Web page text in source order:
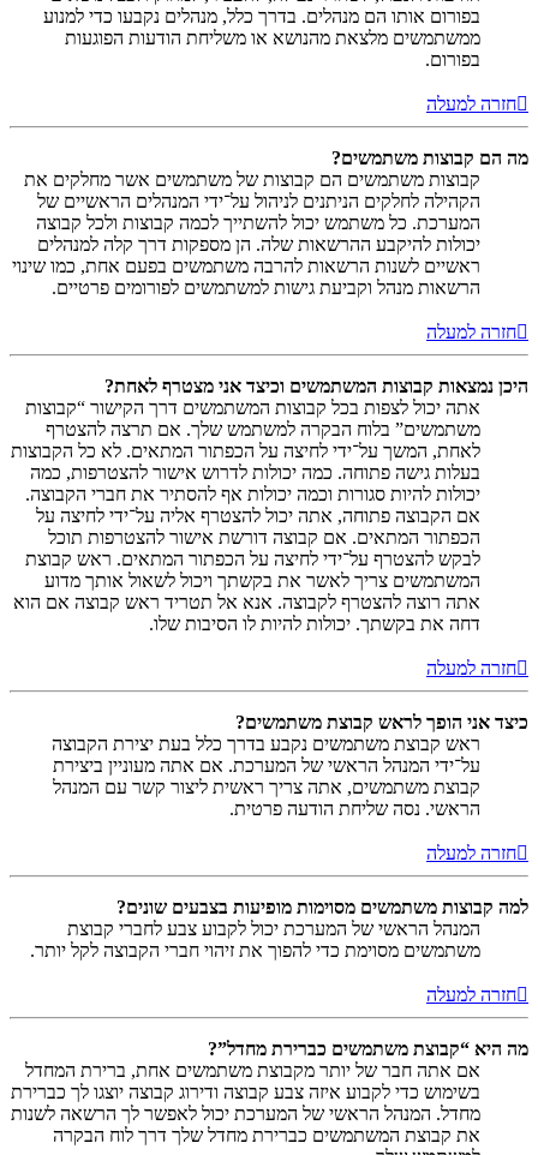
בפורום אותו הם מנהלים. בדרך כלל, מנהלים נקבעו כדי למנוע
ממשתמשים מלצאת מהנושא או משליחת הודעות הפוגעות
בפורום.
חזרה למעלה
מה הם קבוצות משתמשים?
קבוצות משתמשים הם קבוצות של משתמשים אשר מחלקים את
הקהילה לחלקים הניתנים לניהול על־ידי המנהלים הראשיים של
המערכת. כל משתמש יכול להשתייך לכמה קבוצות ולכל קבוצה
יכולות להיקבע ההרשאות שלה. הן מספקות דרך קלה למנהלים
ראשיים לשנות הרשאות להרבה משתמשים בפעם אחת, כמו שינוי
הרשאות מנהל וקביעת גישות למשתמשים לפורומים פרטיים.
חזרה למעלה
היכן נמצאות קבוצות המשתמשים וכיצד אני מצטרף לאחת?
אתה יכול לצפות בכל קבוצות המשתמשים דרך הקישור “קבוצות
משתמשים” בלוח הבקרה למשתמש שלך. אם תרצה להצטרף
לאחת, המשך על־ידי לחיצה על הכפתור המתאים. לא כל הקבוצות
בעלות גישה פתוחה. כמה יכולות לדרוש אישור להצטרפות, כמה
יכולות להיות סגורות וכמה יכולות אף להסתיר את חברי הקבוצה.
אם הקבוצה פתוחה, אתה יכול להצטרף אליה על־ידי לחיצה על
הכפתור המתאים. אם קבוצה דורשת אישור להצטרפות תוכל
לבקש להצטרף על־ידי לחיצה על הכפתור המתאים. ראש קבוצת
המשתמשים צריך לאשר את בקשתך ויכול לשאול אותך מדוע
אתה רוצה להצטרף לקבוצה. אנא אל תטריד ראש קבוצה אם הוא
דחה את בקשתך. יכולות להיות לו הסיבות שלו.
חזרה למעלה
כיצד אני הופך לראש קבוצת משתמשים?
ראש קבוצת משתמשים נקבע בדרך כלל בעת יצירת הקבוצה
על־ידי המנהל הראשי של המערכת. אם אתה מעוניין ביצירת
קבוצת משתמשים, אתה צריך ראשית ליצור קשר עם המנהל
הראשי. נסה שליחת הודעה פרטית.
חזרה למעלה
למה קבוצות משתמשים מסוימות מופיעות בצבעים שונים?
המנהל הראשי של המערכת יכול לקבוע צבע לחברי קבוצת
משתמשים מסוימת כדי להפוך את זיהוי חברי הקבוצה לקל יותר.
חזרה למעלה
מה היא “קבוצת משתמשים כברירת מחדל”?
אם אתה חבר של יותר מקבוצת משתמשים אחת, ברירת המחדל
בשימוש כדי לקבוע איזה צבע קבוצה ודירוג קבוצה יוצגו לך כברירת
מחדל. המנהל הראשי של המערכת יכול לאפשר לך הרשאה לשנות
את קבוצת המשתמשים כברירת מחדל שלך דרך לוח הבקרה